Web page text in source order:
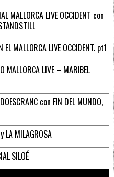
MALLORCA LIVE OCCIDENT con
EL MALLORCA LIVE OCCIDENT. pt1
MALLORCA LIVE – MARIBEL
con FIN DEL MUNDO,
LA MILAGROSA
SILOÉ